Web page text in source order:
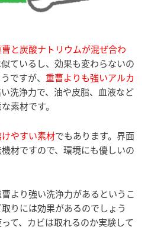
と炭酸ナトリウムが混ぜ合わ
ているし、効果も変わらないの
ですが、 重曹よりも強いアルカ
洗浄力で、油や皮脂、血液など
素材です。
やすい素材でもあります。界面
材ですので、環境にも優しいの
より強い洗浄力があるというこ
りには効果があるのでしょう
て、カビは取れるのか実験して